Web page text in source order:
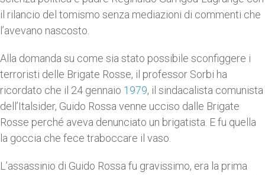
il rilancio del tomismo senza mediazioni di commenti che
l’avevano nascosto.
Alla domanda su come sia stato possibile sconfiggere i
terroristi delle Brigate Rosse, il professor Sorbi ha
ricordato che il 24 gennaio 1979, il sindacalista comunista
dell’Italsider, Guido Rossa venne ucciso dalle Brigate
Rosse perché aveva denunciato un brigatista. E fu quella
la goccia che fece traboccare il vaso.
L’assassinio di Guido Rossa fu gravissimo, era la prima